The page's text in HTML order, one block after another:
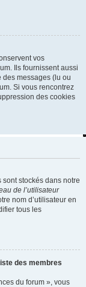
vos
Ils fournissent aussi
messages (lu ou
Si vous rencontrez
des cookies
stockés dans notre
de l’utilisateur
nom d’utilisateur en
tous les
des membres
du forum », vous